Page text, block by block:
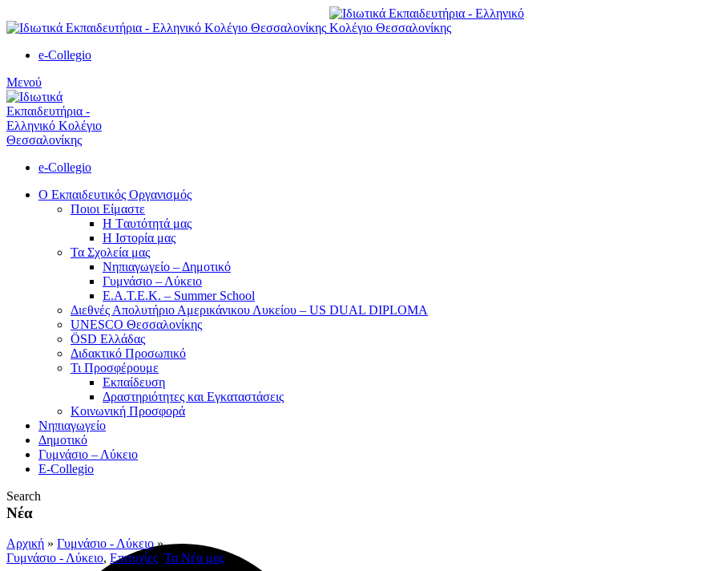
e-Collegio
Μενού
e-Collegio
Ο Εκπαιδευτικός Οργανισμός
Ποιοι Είμαστε
Η Tαυτότητά μας
Η Ιστορία μας
Τα Σχολεία μας
Νηπιαγωγείο – Δημοτικό
Γυμνάσιο – Λύκειο
Ε.Α.Τ.Ε.Κ. – Summer School
Διεθνές Απολυτήριο Αμερικάνικου Λυκείου – US DUAL DIPLOMA
UNESCO Θεσσαλονίκης
ÖSD Ελλάδας
Διδακτικό Προσωπικό
Τι Προσφέρουμε
Eκπαίδευση
Δραστηριότητες και Εγκαταστάσεις
Κοινωνική Προσφορά
Νηπιαγωγείο
Δημοτικό
Γυμνάσιο – Λύκειο
E-Collegio
Search
Νέα
Αρχική » Γυμνάσιο - Λύκειο»
Γυμνάσιο - Λύκειο, Επιτυχίες Τα Νέα μας